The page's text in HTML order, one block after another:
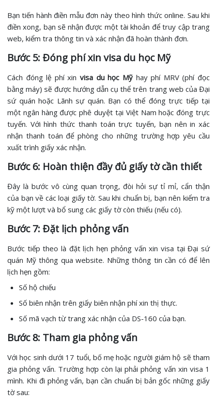
Bạn tiến hành điền mẫu đơn này theo hình thức online. Sau khi
điền xong, bạn sẽ nhận được một tài khoản để truy cập trang
web, kiểm tra thông tin và xác nhận đã hoàn thành đơn.
Bước 5: Đóng phí xin visa du học Mỹ
Cách đóng lệ phí xin visa du học Mỹ hay phí MRV (phí đọc
bằng máy) sẽ được hướng dẫn cụ thể trên trang web của Đại
sứ quán hoặc Lãnh sự quán. Bạn có thể đóng trực tiếp tại
một ngân hàng được phê duyệt tại Việt Nam hoặc đóng trực
tuyến. Với hình thức thanh toán trực tuyến, bạn nên in xác
nhận thanh toán để phòng cho những trường hợp yêu cầu
xuất trình giấy xác nhận.
Bước 6: Hoàn thiện đầy đủ giấy tờ cần thiết
Đây là bước vô cùng quan trọng, đòi hỏi sự tỉ mỉ, cẩn thận
của bạn về các loại giấy tờ. Sau khi chuẩn bị, bạn nên kiểm tra
kỹ một lượt và bổ sung các giấy tờ còn thiếu (nếu có).
Bước 7: Đặt lịch phỏng vấn
Bước tiếp theo là đặt lịch hẹn phỏng vấn xin visa tại Đại sứ
quán Mỹ thông qua website. Những thông tin cần có để lên
lịch hẹn gồm:
Số hộ chiếu
Số biên nhận trên giấy biên nhận phí xin thị thực.
Số mã vạch từ trang xác nhận của DS-160 của bạn.
Bước 8: Tham gia phỏng vấn
Với học sinh dưới 17 tuổi, bố mẹ hoặc người giám hộ sẽ tham
gia phỏng vấn. Trường hợp còn lại phải phỏng vấn xin visa 1
mình. Khi đi phỏng vấn, bạn cần chuẩn bị bản gốc những giấy
tờ sau: